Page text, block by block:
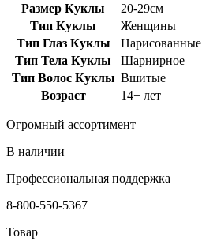
Размер Куклы
20-29см
Тип Куклы
Женщины
Тип Глаз Куклы
Нарисованные
Тип Тела Куклы
Шарнирное
Тип Волос Куклы Вшитые
Возраст
14+ лет
Огромный ассортимент
В наличии
Профессиональная поддержка
8-800-550-5367
Товар